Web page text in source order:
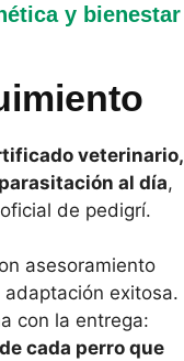
y bienestar
veterinario,
al día,
de pedigrí.
asesoramiento
exitosa.
con la entrega:
cada perro que